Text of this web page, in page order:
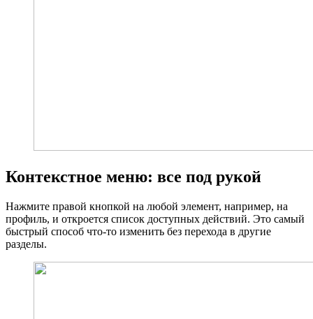
Контекстное меню: все под рукой
Нажмите правой кнопкой на любой элемент, например, на
профиль, и откроется список доступных действий. Это самый
быстрый способ что-то изменить без перехода в другие
разделы.